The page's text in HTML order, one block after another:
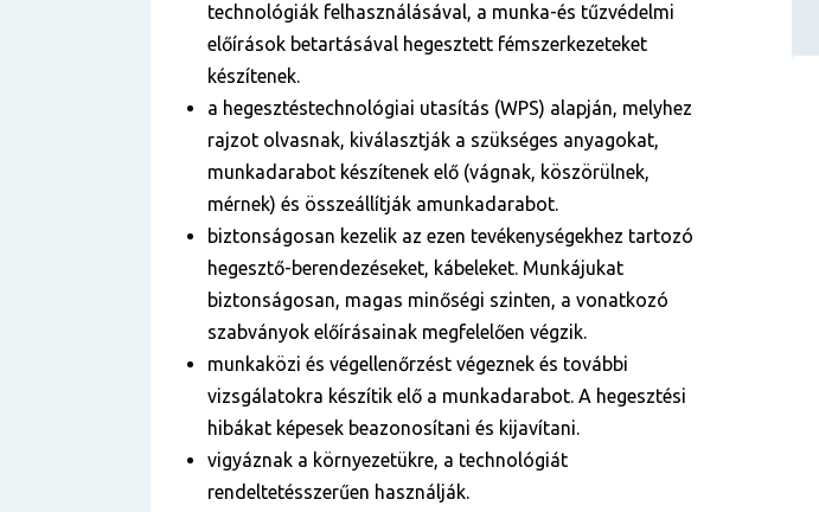
technológiák felhasználásával, a munka-és tűzvédelmi
előírások betartásával hegesztett fémszerkezeteket
készítenek.
a hegesztéstechnológiai utasítás (WPS) alapján, melyhez
rajzot olvasnak, kiválasztják a szükséges anyagokat,
munkadarabot készítenek elő (vágnak, köszörülnek,
mérnek) és összeállítják amunkadarabot.
biztonságosan kezelik az ezen tevékenységekhez tartozó
hegesztő-berendezéseket, kábeleket. Munkájukat
biztonságosan, magas minőségi szinten, a vonatkozó
szabványok előírásainak megfelelően végzik.
munkaközi és végellenőrzést végeznek és további
vizsgálatokra készítik elő a munkadarabot. A hegesztési
hibákat képesek beazonosítani és kijavítani.
vigyáznak a környezetükre, a technológiát
rendeltetésszerűen használják.